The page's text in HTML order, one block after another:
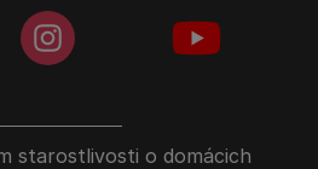
starostlivosti o domácich
instagramColored